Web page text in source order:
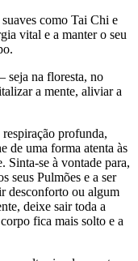
como Tai Chi e
vital e a manter o seu
seja na floresta, no
a mente, aliviar a
profunda,
de uma forma atenta às
Sinta-se à vontade para,
seus Pulmões e a ser
desconforto ou algum
deixe sair toda a
fica mais solto e a